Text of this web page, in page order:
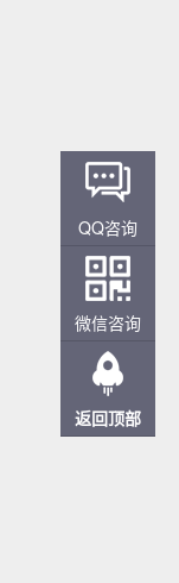
QQ咨询
微信咨询
返回顶部